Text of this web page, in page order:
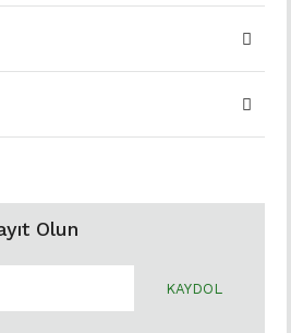
Olun
KAYDOL